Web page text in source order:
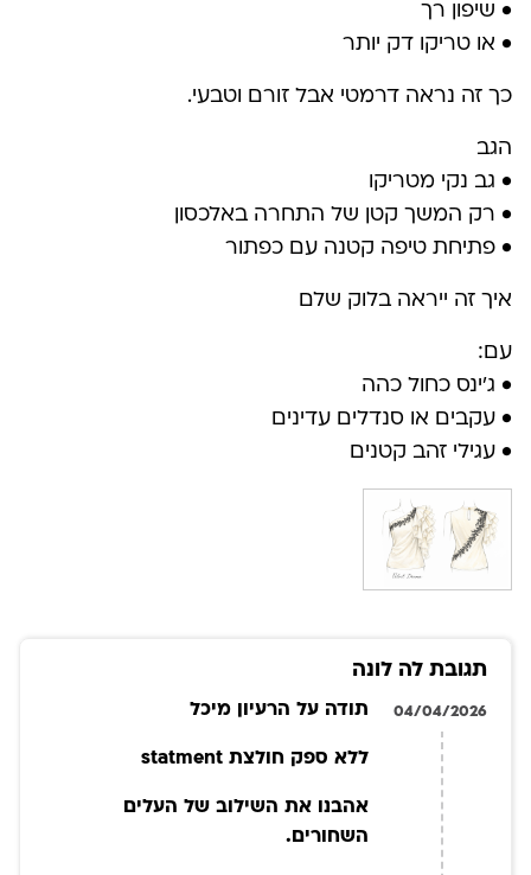
• שיפון רך
• או טריקו דק יותר
כך זה נראה דרמטי אבל זורם וטבעי.
הגב
• גב נקי מטריקו
• רק המשך קטן של התחרה באלכסון
• פתיחת טיפה קטנה עם כפתור
איך זה ייראה בלוק שלם
עם:
• ג׳ינס כחול כהה
• עקבים או סנדלים עדינים
• עגילי זהב קטנים
תגובת לה לונה
04/04/2026 תודה על הרעיון מיכל
ללא ספק חולצת statment
אהבנו את השילוב של העלים
השחורים.